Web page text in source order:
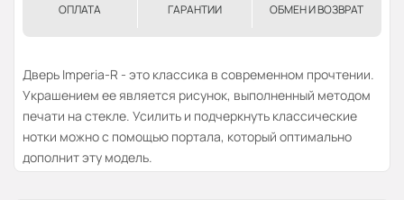
ОПЛАТА ГАРАНТИИ ОБМЕН И ВОЗВРАТ
Дверь Imperia-R - это классика в современном прочтении.
Украшением ее является рисунок, выполненный методом
печати на стекле. Усилить и подчеркнуть классические
нотки можно с помощью портала, который оптимально
дополнит эту модель.